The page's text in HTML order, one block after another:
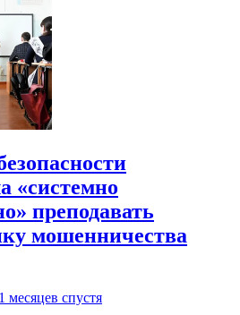
«системно
преподавать
мошенничества
месяцев спустя